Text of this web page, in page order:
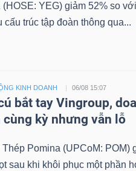
(HOSE: YEG) giảm 52% so
cấu trúc tập đoàn thông qua...
KINH DOANH 06/08 15:07
bắt tay Vingroup,
cùng kỳ nhưng vẫn lỗ
Pomina (UPCoM: POM)
sau khi khôi phục một phần